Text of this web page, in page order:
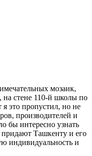
мозаик,
на стене 110-й школы по
это пропустил, но не
производителей и
бы интересно узнать
Ташкенту и его
индивидуальность и